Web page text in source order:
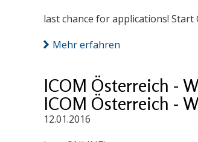
last chance for applications! Start
Mehr erfahren
ICOM Österreich -
ICOM Österreich -
12.01.2016